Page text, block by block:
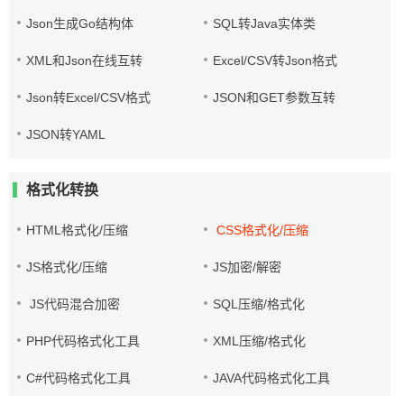
Json生成Go结构体 SQL转Java实体类
XML和Json在线互转 Excel/CSV转Json格式
Json转Excel/CSV格式 JSON和GET参数互转
JSON转YAML
格式化转换
HTML格式化/压缩 CSS格式化/压缩
JS格式化/压缩 JS加密/解密
JS代码混合加密 SQL压缩/格式化
PHP代码格式化工具 XML压缩/格式化
C#代码格式化工具 JAVA代码格式化工具